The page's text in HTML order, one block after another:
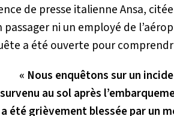
de presse italienne Ansa,
passager ni un employé de
a été ouverte pour
« Nous enquêtons sur un
survenu au sol après
a été grièvement blessée par un